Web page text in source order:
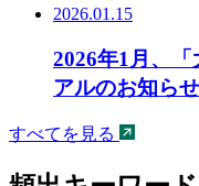
2026.01.15
2026年1月、
アルのお知らせ
すべてを見る